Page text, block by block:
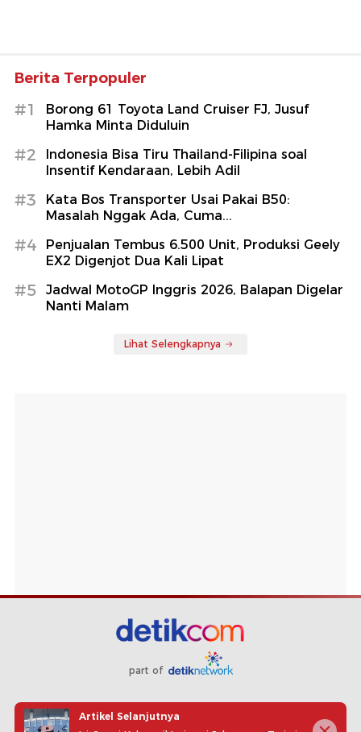
Berita Terpopuler
#1
Borong 61 Toyota Land Cruiser FJ, Jusuf
Hamka Minta Diduluin
#2
Indonesia Bisa Tiru Thailand-Filipina soal
Insentif Kendaraan, Lebih Adil
#3
Kata Bos Transporter Usai Pakai B50:
Masalah Nggak Ada, Cuma...
#4
Penjualan Tembus 6.500 Unit, Produksi Geely
EX2 Digenjot Dua Kali Lipat
#5
Jadwal MotoGP Inggris 2026, Balapan Digelar
Nanti Malam
Lihat Selengkapnya
part of
Redaksi Pedoman Media Siber Karir
Kotak Pos
Artikel Selanjutnya